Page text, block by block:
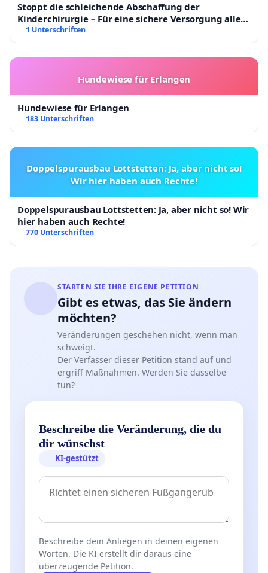
Stoppt die schleichende Abschaffung der
Kinderchirurgie – Für eine sichere Versorgung aller
Kinder in Deutschland
1 Unterschriften
Hundewiese für Erlangen
Hundewiese für Erlangen
183 Unterschriften
Doppelspurausbau Lottstetten: Ja, aber nicht so!
Wir hier haben auch Rechte!
Doppelspurausbau Lottstetten: Ja, aber nicht so! Wir
hier haben auch Rechte!
770 Unterschriften
STARTEN SIE IHRE EIGENE PETITION
Gibt es etwas, das Sie ändern
möchten?
Veränderungen geschehen nicht, wenn man
schweigt.
Der Verfasser dieser Petition stand auf und
ergriff Maßnahmen. Werden Sie dasselbe
tun?
Beschreibe die Veränderung, die du
dir wünschst
KI-gestützt
Beschreibe dein Anliegen in deinen eigenen
Worten. Die KI erstellt dir daraus eine
überzeugende Petition.